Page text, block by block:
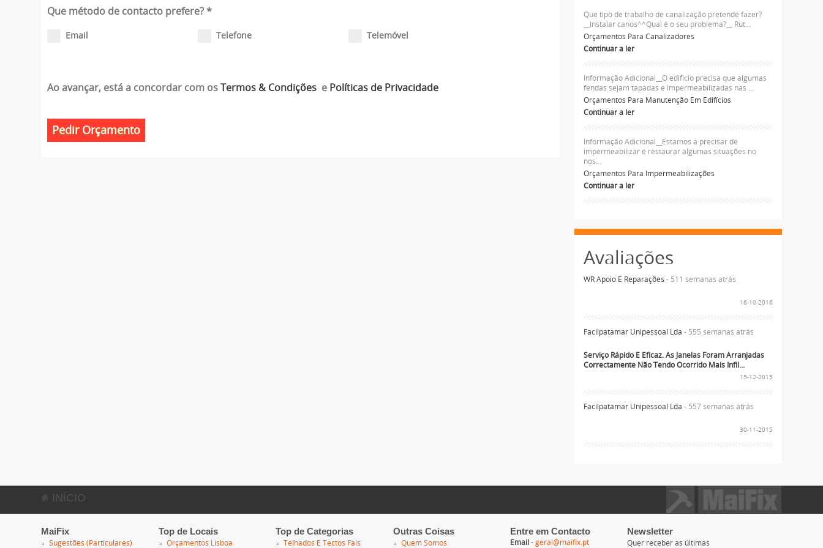
Que método de contacto prefere?*
Email Telefone Telemóvel
Ao avançar, está a concordar com osTermos & Condições e Políticas de Privacidade
Que tipo de trabalho de canalização pretende fazer?
__Instalar canos^^Qual é o seu problema?__ Rut...
Orçamentos Para Canalizadores
Continuar a ler
Informação Adicional__O edificio precisa que algumas
fendas sejam tapadas e impermeabilizadas nas ...
Orçamentos Para Manutenção Em Edifícios
Continuar a ler
Informação Adicional__Estamos a precisar de
impermeabilizar e restaurar algumas situações no
nos...
Orçamentos Para Impermeabilizações
Continuar a ler
Avaliações
WR Apoio E Reparações - 511 semanas atrás
16-10-2016
Facilpatamar Unipessoal Lda - 555 semanas atrás
Serviço Rápido E Eficaz. As Janelas Foram Arranjadas
Correctamente Não Tendo Ocorrido Mais Infil...
15-12-2015
Facilpatamar Unipessoal Lda - 557 semanas atrás
30-11-2015
INÍCIO
MaiFix
Sugestões (Particulares)
Top de Locais
Orçamentos Lisboa
Top de Categorias
Telhados E Tectos Fals
Outras Coisas
Quem Somos
Entre em Contacto
Email - geral@maifix.pt
Newsletter
Quer receber as últimas